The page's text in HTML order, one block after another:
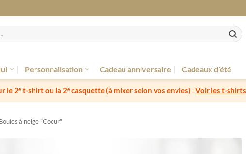
Personnalisation Cadeau anniversaire Cadeaux d’été
le 2ᵉ t-shirt ou la 2ᵉ casquette(à mixer selon vos envies) : Voir les t-shirts
Boules à neige "Coeur"